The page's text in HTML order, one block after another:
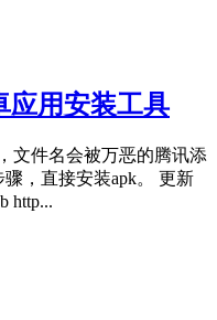
应用安装工具
文件名会被万恶的腾讯添
，直接安装apk。 更新
http...